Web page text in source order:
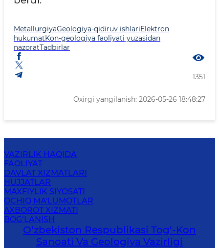
MetallurgiyaGeologiya-qidiruv ishlariElektron
hukumatKon-geologiya faoliyati yuzasidan
nazoratTadbirlar
1351
Oxirgi yangilanish: 2026-05-26 18:48:27
VAZIRLIK HAQIDA
FAOLIYAT
DAVLAT XIZMATLARI
HUJJATLAR
MAXFIYLIK SIYOSATI
OCHIQ MA'LUMOTLAR
AXBOROT XIZMATI
BOG‘LANISH
O‘zbekiston Respublikasi Tog‘-Kon
Sanoati Va Geologiya Vazirligi